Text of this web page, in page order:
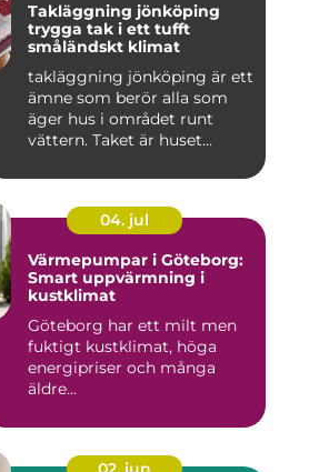
Takläggning jönköping
trygga tak i ett tufft
småländskt klimat
takläggning jönköping är ett
ämne som berör alla som
äger hus i området runt
vättern. Taket är huset...
04. jul
Värmepumpar i Göteborg:
Smart uppvärmning i
kustklimat
Göteborg har ett milt men
fuktigt kustklimat, höga
energipriser och många
äldre...